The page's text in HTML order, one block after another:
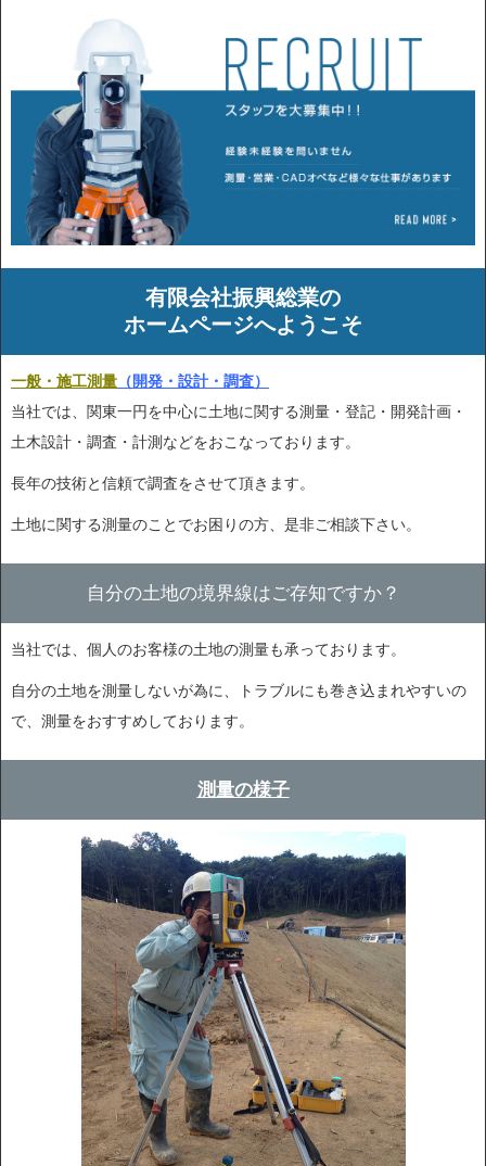
有限会社振興総業の
ホームページへようこそ
一般・施工測量 （開発・設計・調査）
当社では、関東一円を中心に土地に関する測量・登記・開発計画・
土木設計・調査・計測などをおこなっております。
長年の技術と信頼で調査をさせて頂きます。
土地に関する測量のことでお困りの方、是非ご相談下さい。
自分の土地の境界線はご存知ですか？
当社では、個人のお客様の土地の測量も承っております。
自分の土地を測量しないが為に、トラブルにも巻き込まれやすいの
で、測量をおすすめしております。
測量の様子